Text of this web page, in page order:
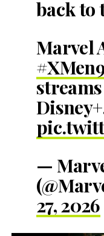
back to
Marvel
—
27, 2026